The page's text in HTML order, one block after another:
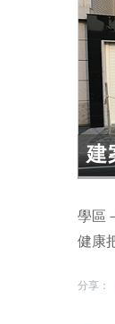
建
學區
健康
分享：